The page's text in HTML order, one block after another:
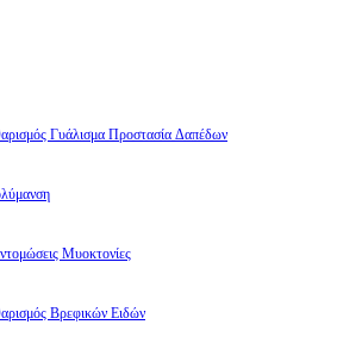
Γυάλισμα Προστασία Δαπέδων
Μυοκτονίες
Βρεφικών Ειδών